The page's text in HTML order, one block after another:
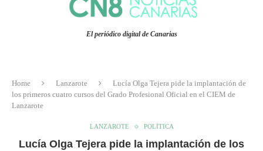
El periódico digital de Canarias
Home Lanzarote
Lucía Olga Tejera pide la implantación de
los primeros cuatro cursos del Grado Profesional Oficial en el CIEM de
Lanzarote
LANZAROTE POLÍTICA
Lucía Olga Tejera pide la implantación de los